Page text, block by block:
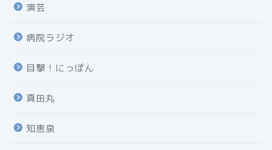
演芸
病院ラジオ
目撃！にっぽん
真田丸
知恵泉